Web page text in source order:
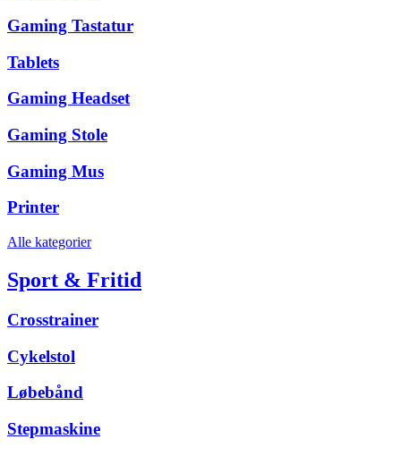
Gaming Tastatur
Tablets
Gaming Headset
Gaming Stole
Gaming Mus
Printer
Alle kategorier
Sport & Fritid
Crosstrainer
Cykelstol
Løbebånd
Stepmaskine